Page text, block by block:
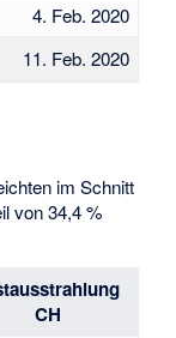
4. Feb. 2020
11. Feb. 2020
im Schnitt
von 34,4 %
CH